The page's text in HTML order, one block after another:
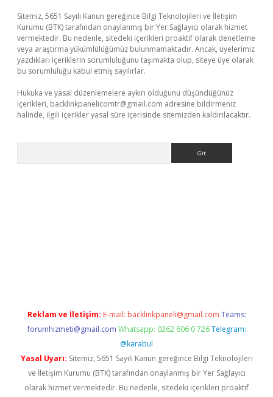
Sitemiz, 5651 Sayılı Kanun gereğince Bilgi Teknolojileri ve İletişim
Kurumu (BTK) tarafından onaylanmış bir Yer Sağlayıcı olarak hizmet
vermektedir. Bu nedenle, sitedeki içerikleri proaktif olarak denetleme
veya araştırma yükümlülüğümüz bulunmamaktadır. Ancak, üyelerimiz
yazdıkları içeriklerin sorumluluğunu taşımakta olup, siteye üye olarak
bu sorumluluğu kabul etmiş sayılırlar.
Hukuka ve yasal düzenlemelere aykırı olduğunu düşündüğünüz
içerikleri, backlinkpanelicomtr@gmail.com adresine bildirmeniz
halinde, ilgili içerikler yasal süre içerisinde sitemizden kaldırılacaktır.
Reklam ve İletişim: E-mail: backlinkpaneli@gmail.com Teams:
forumhizmeti@gmail.com Whatsapp: 0262 606 0 726 Telegram:
@karabul
Yasal Uyarı: Sitemiz, 5651 Sayılı Kanun gereğince Bilgi Teknolojileri
ve İletişim Kurumu (BTK) tarafından onaylanmış bir Yer Sağlayıcı
olarak hizmet vermektedir. Bu nedenle, sitedeki içerikleri proaktif